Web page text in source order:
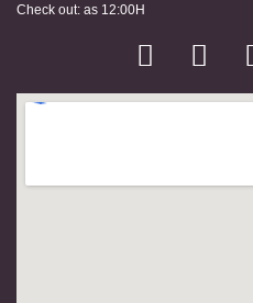
Check out: as 12:00H